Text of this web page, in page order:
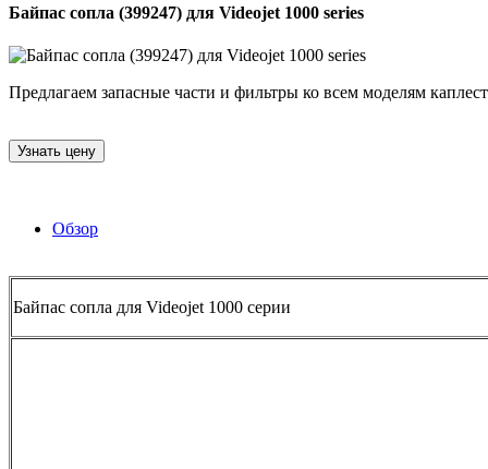
Байпас сопла (399247) для Videojet 1000 series
Предлагаем запасные части и фильтры ко всем моделям
Узнать цену
Обзор
Байпас сопла для Videojet 1000 серии